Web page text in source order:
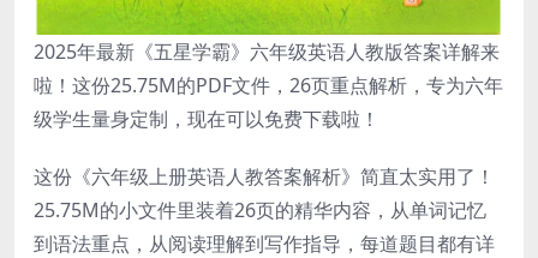
2025年最新《五星学霸》六年级英语人教版答案详解来
啦！这份25.75M的PDF文件，26页重点解析，专为六年
级学生量身定制，现在可以免费下载啦！
这份《六年级上册英语人教答案解析》简直太实用了！
25.75M的小文件里装着26页的精华内容，从单词记忆
到语法重点，从阅读理解到写作指导，每道题目都有详